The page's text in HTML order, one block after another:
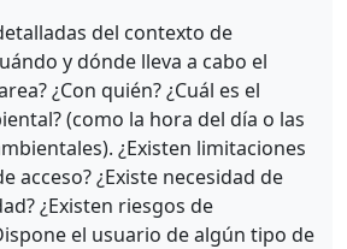
del contexto de
y dónde lleva a cabo el
¿Con quién? ¿Cuál es el
(como la hora del día o las
¿Existen limitaciones
acceso? ¿Existe necesidad de
¿Existen riesgos de
el usuario de algún tipo de